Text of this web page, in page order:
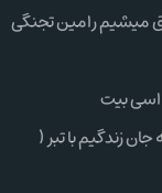
میشیم رامین تجنگی
اسی بیت
زندگیم با تبر (